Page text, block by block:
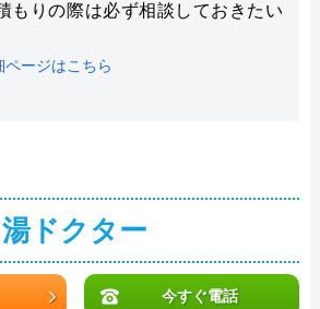
もりの際は必ず相談しておきたい
ージはこちら
湯ドクター
今すぐ電話